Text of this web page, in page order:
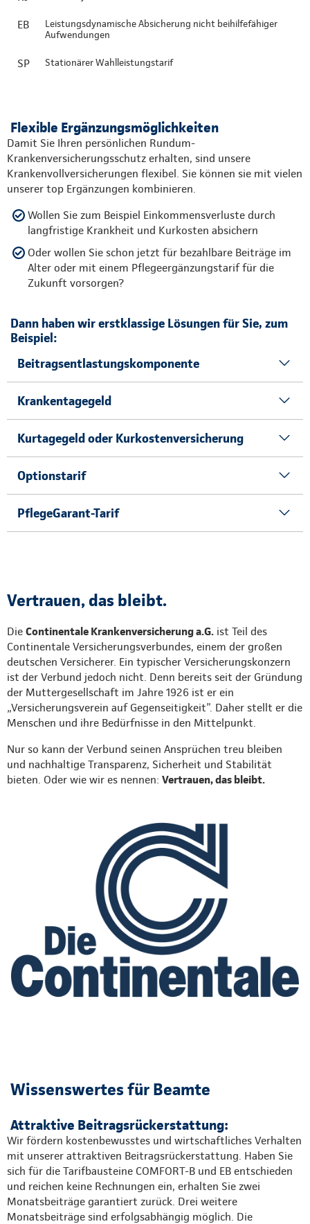
EB
Leistungsdynamische Absicherung nicht beihilfefähiger
Aufwendungen
SP Stationärer Wahlleistungstarif
Flexible Ergänzungsmöglichkeiten
Damit Sie Ihren persönlichen Rundum-
Krankenversicherungsschutz erhalten, sind unsere
Krankenvollversicherungen flexibel. Sie können sie mit vielen
unserer top Ergänzungen kombinieren.
Wollen Sie zum Beispiel Einkommensverluste durch
langfristige Krankheit und Kurkosten absichern
Oder wollen Sie schon jetzt für bezahlbare Beiträge im
Alter oder mit einem Pflegeergänzungstarif für die
Zukunft vorsorgen?
Dann haben wir erstklassige Lösungen für Sie, zum
Beispiel:
Beitragsentlastungskomponente
Krankentagegeld
Kurtagegeld oder Kurkostenversicherung
Optionstarif
PflegeGarant-Tarif
Vertrauen, das bleibt.
Die Continentale Krankenversicherung a.G. ist Teil des
Continentale Versicherungsverbundes, einem der großen
deutschen Versicherer. Ein typischer Versicherungskonzern
ist der Verbund jedoch nicht. Denn bereits seit der Gründung
der Muttergesellschaft im Jahre 1926 ist er ein
„Versicherungsverein auf Gegenseitigkeit”. Daher stellt er die
Menschen und ihre Bedürfnisse in den Mittelpunkt.
Nur so kann der Verbund seinen Ansprüchen treu bleiben
und nachhaltige Transparenz, Sicherheit und Stabilität
bieten. Oder wie wir es nennen: Vertrauen, das bleibt.
Wissenswertes für Beamte
Attraktive Beitragsrückerstattung:
Wir fördern kostenbewusstes und wirtschaftliches Verhalten
mit unserer attraktiven Beitragsrückerstattung. Haben Sie
sich für die Tarifbausteine COMFORT-B und EB entschieden
und reichen keine Rechnungen ein, erhalten Sie zwei
Monatsbeiträge garantiert zurück. Drei weitere
Monatsbeiträge sind erfolgsabhängig möglich. Die